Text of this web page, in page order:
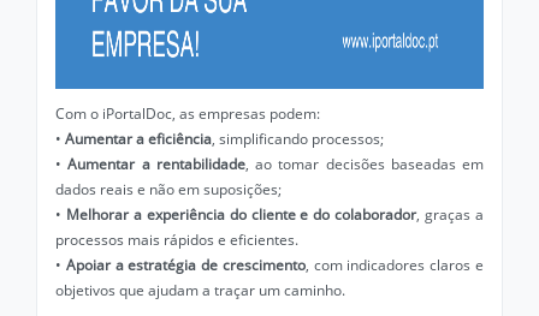
Com o iPortalDoc, as empresas podem:
• Aumentar a eficiência, simplificando processos;
•Aumentar a rentabilidade, ao tomar decisões baseadas em
dados reais e não em suposições;
• Melhorar a experiência do cliente e do colaborador, graças a
processos mais rápidos e eficientes.
• Apoiar a estratégia de crescimento, com indicadores claros e
objetivos que ajudam a traçar um caminho.